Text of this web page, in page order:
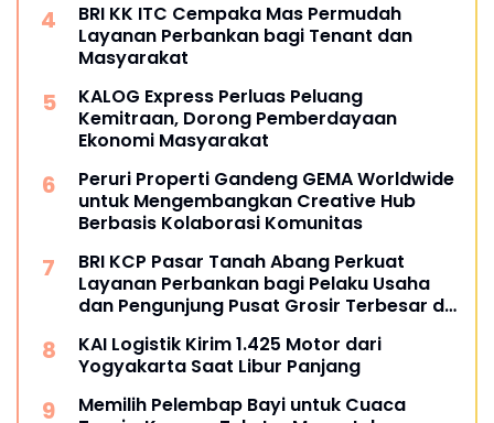
BRI KK ITC Cempaka Mas Permudah
Layanan Perbankan bagi Tenant dan
Masyarakat
KALOG Express Perluas Peluang
Kemitraan, Dorong Pemberdayaan
Ekonomi Masyarakat
Peruri Properti Gandeng GEMA Worldwide
untuk Mengembangkan Creative Hub
Berbasis Kolaborasi Komunitas
BRI KCP Pasar Tanah Abang Perkuat
Layanan Perbankan bagi Pelaku Usaha
dan Pengunjung Pusat Grosir Terbesar di
KAI Logistik Kirim 1.425 Motor dari
Yogyakarta Saat Libur Panjang
Memilih Pelembap Bayi untuk Cuaca